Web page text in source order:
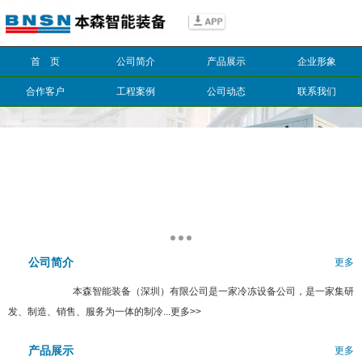
首 页 公司简介 产品展示 企业形象
合作客户 工程案例 公司动态 联系我们
更多
公司简介
本森智能装备（深圳）有限公司是一家冷冻设备公司，是一家集研
发、制造、销售、服务为一体的制冷...更多>>
更多
产品展示
搜索